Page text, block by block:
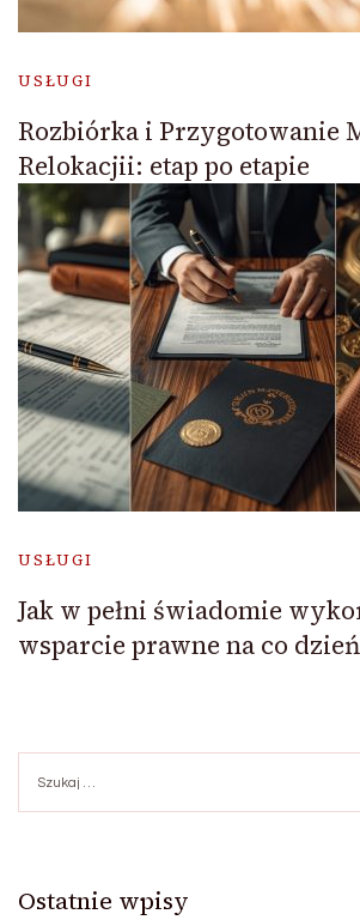
USŁUGI
Rozbiórka i Przygotowanie
Relokacjii: etap po etapie
USŁUGI
Jak w pełni świadomie
wsparcie prawne na co dzień
Ostatnie wpisy